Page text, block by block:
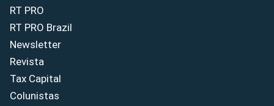
RT PRO
RT PRO Brazil
Newsletter
Revista
Tax Capital
Colunistas